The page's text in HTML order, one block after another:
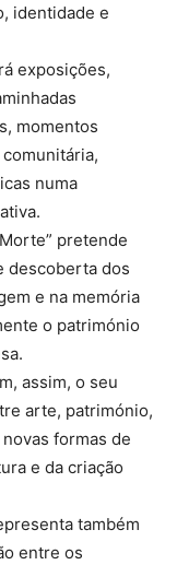
identidade e
exposições,
momentos
numa
pretende
descoberta dos
e na memória
o património
assim, o seu
arte, património,
formas de
e da criação
também
entre os